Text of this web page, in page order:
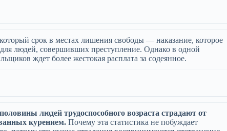
срок в местах лишения свободы — наказание, которое
людей, совершивших преступление. Однако в одной
ждет более жестокая расплата за содеянное.
людей трудоспособного возраста страдают от
курением. Почему эта статистика не побуждает